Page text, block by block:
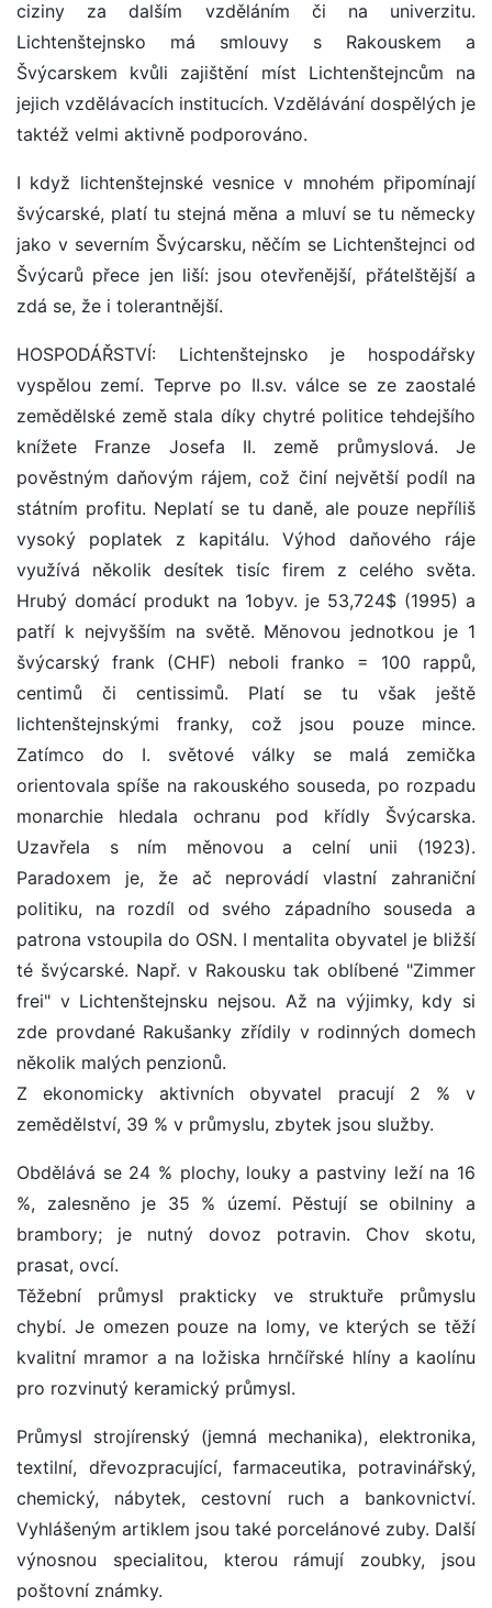
ciziny za dalším vzděláním či na univerzitu.
Lichtenštejnsko má smlouvy s Rakouskem a
Švýcarskem kvůli zajištění míst Lichtenštejncům na
jejich vzdělávacích institucích. Vzdělávání dospělých je
taktéž velmi aktivně podporováno.
I když lichtenštejnské vesnice v mnohém připomínají
švýcarské, platí tu stejná měna a mluví se tu německy
jako v severním Švýcarsku, něčím se Lichtenštejnci od
Švýcarů přece jen liší: jsou otevřenější, přátelštější a
zdá se, že i tolerantnější.
HOSPODÁŘSTVÍ: Lichtenštejnsko je hospodářsky
vyspělou zemí. Teprve po II.sv. válce se ze zaostalé
zemědělské země stala díky chytré politice tehdejšího
knížete Franze Josefa II. země průmyslová. Je
pověstným daňovým rájem, což činí největší podíl na
státním profitu. Neplatí se tu daně, ale pouze nepříliš
vysoký poplatek z kapitálu. Výhod daňového ráje
využívá několik desítek tisíc firem z celého světa.
Hrubý domácí produkt na 1obyv. je 53,724$ (1995) a
patří k nejvyšším na světě. Měnovou jednotkou je 1
švýcarský frank (CHF) neboli franko = 100 rappů,
centimů či centissimů. Platí se tu však ještě
lichtenštejnskými franky, což jsou pouze mince.
Zatímco do I. světové války se malá zemička
orientovala spíše na rakouského souseda, po rozpadu
monarchie hledala ochranu pod křídly Švýcarska.
Uzavřela s ním měnovou a celní unii (1923).
Paradoxem je, že ač neprovádí vlastní zahraniční
politiku, na rozdíl od svého západního souseda a
patrona vstoupila do OSN. I mentalita obyvatel je bližší
té švýcarské. Např. v Rakousku tak oblíbené "Zimmer
frei" v Lichtenštejnsku nejsou. Až na výjimky, kdy si
zde provdané Rakušanky zřídily v rodinných domech
několik malých penzionů.
Z ekonomicky aktivních obyvatel pracují 2 % v
zemědělství, 39 % v průmyslu, zbytek jsou služby.
Obdělává se 24 % plochy, louky a pastviny leží na 16
%, zalesněno je 35 % území. Pěstují se obilniny a
brambory; je nutný dovoz potravin. Chov skotu,
prasat, ovcí.
Těžební průmysl prakticky ve struktuře průmyslu
chybí. Je omezen pouze na lomy, ve kterých se těží
kvalitní mramor a na ložiska hrnčířské hlíny a kaolínu
pro rozvinutý keramický průmysl.
Průmysl strojírenský (jemná mechanika), elektronika,
textilní, dřevozpracující, farmaceutika, potravinářský,
chemický, nábytek, cestovní ruch a bankovnictví.
Vyhlášeným artiklem jsou také porcelánové zuby. Další
výnosnou specialitou, kterou rámují zoubky, jsou
poštovní známky.